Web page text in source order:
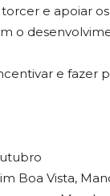
e apoiar
o
e fazer
Boa Vista,